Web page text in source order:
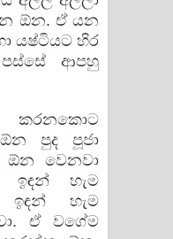
ඕන. ඒ යන
යෂ්ටියට හිර
ආපහු
පුද පූජා
වෙනවා
හැම
ඉඳන් හැම
ඒ වගේම